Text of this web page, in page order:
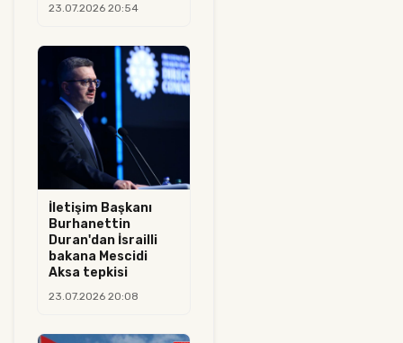
23.07.2026 20:54
İletişim Başkanı
Burhanettin
Duran'dan İsrailli
bakana Mescidi
Aksa tepkisi
23.07.2026 20:08